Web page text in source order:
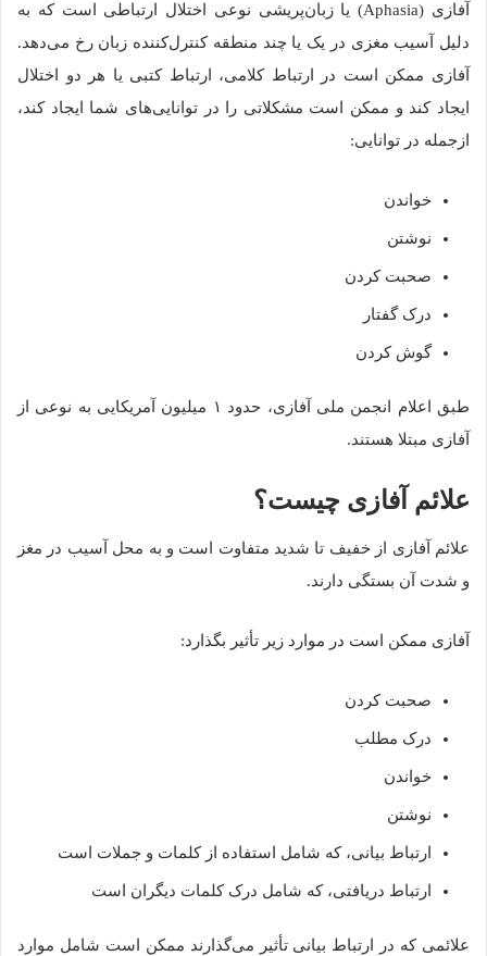
آفازی (Aphasia) یا زبان‌پریشی نوعی اختلال ارتباطی است که به
دلیل آسیب مغزی در یک یا چند منطقه کنترل‌کننده زبان رخ می‌دهد.
آفازی ممکن است در ارتباط کلامی، ارتباط کتبی یا هر دو اختلال
ایجاد کند و ممکن است مشکلاتی را در توانایی‌های شما ایجاد کند،
ازجمله در توانایی:
خواندن
نوشتن
صحبت کردن
درک گفتار
گوش کردن
طبق اعلام انجمن ملی آفازی، حدود ۱ میلیون آمریکایی به نوعی از
آفازی مبتلا هستند.
علائم آفازی چیست؟
علائم آفازی از خفیف تا شدید متفاوت است و به محل آسیب در مغز
و شدت آن بستگی دارند.
آفازی ممکن است در موارد زیر تأثیر بگذارد:
صحبت كردن
درک مطلب
خواندن
نوشتن
ارتباط بیانی، که شامل استفاده از کلمات و جملات است
ارتباط دریافتی، که شامل درک کلمات دیگران است
علائمی که در ارتباط بیانی تأثیر می‌گذارند ممکن است شامل موارد